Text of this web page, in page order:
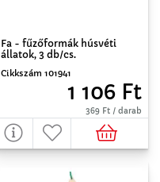
Fa - fűzőformák húsvéti
állatok, 3 db/cs.
Cikkszám 101941
1 106 Ft
369 Ft / darab